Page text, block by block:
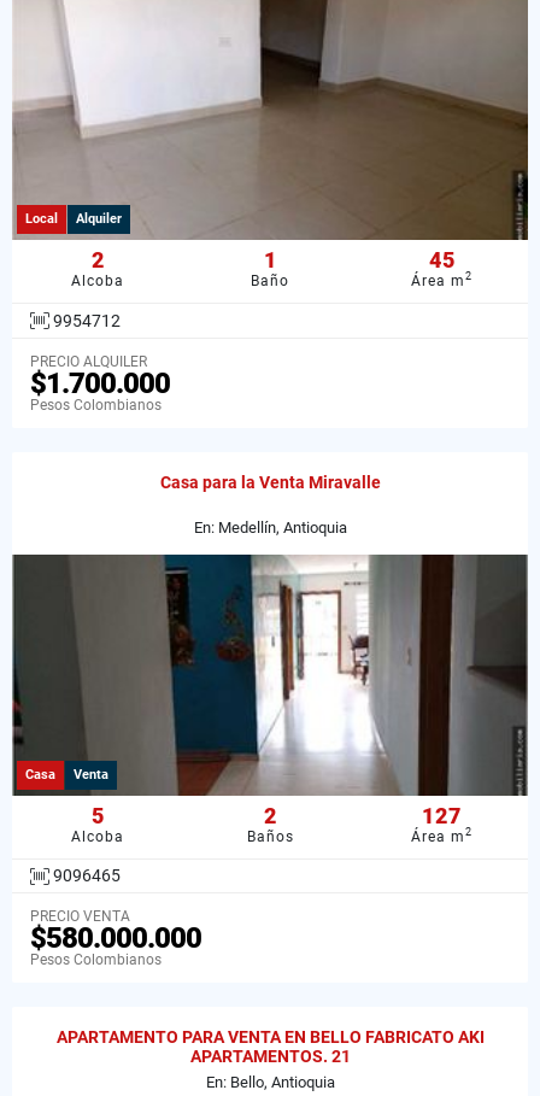
Local Alquiler
2
Alcoba
1
Baño
45
Área m2
9954712
PRECIO ALQUILER
$1.700.000
Pesos Colombianos
Casa para la Venta Miravalle
En: Medellín, Antioquia
Casa Venta
5
Alcoba
2
Baños
127
Área m2
9096465
PRECIO VENTA
$580.000.000
Pesos Colombianos
APARTAMENTO PARA VENTA EN BELLO FABRICATO AKI
APARTAMENTOS. 21
En: Bello, Antioquia